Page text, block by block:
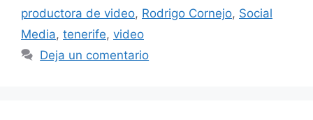
productora de video, Rodrigo Cornejo, Social
Media, tenerife, video
Deja un comentario